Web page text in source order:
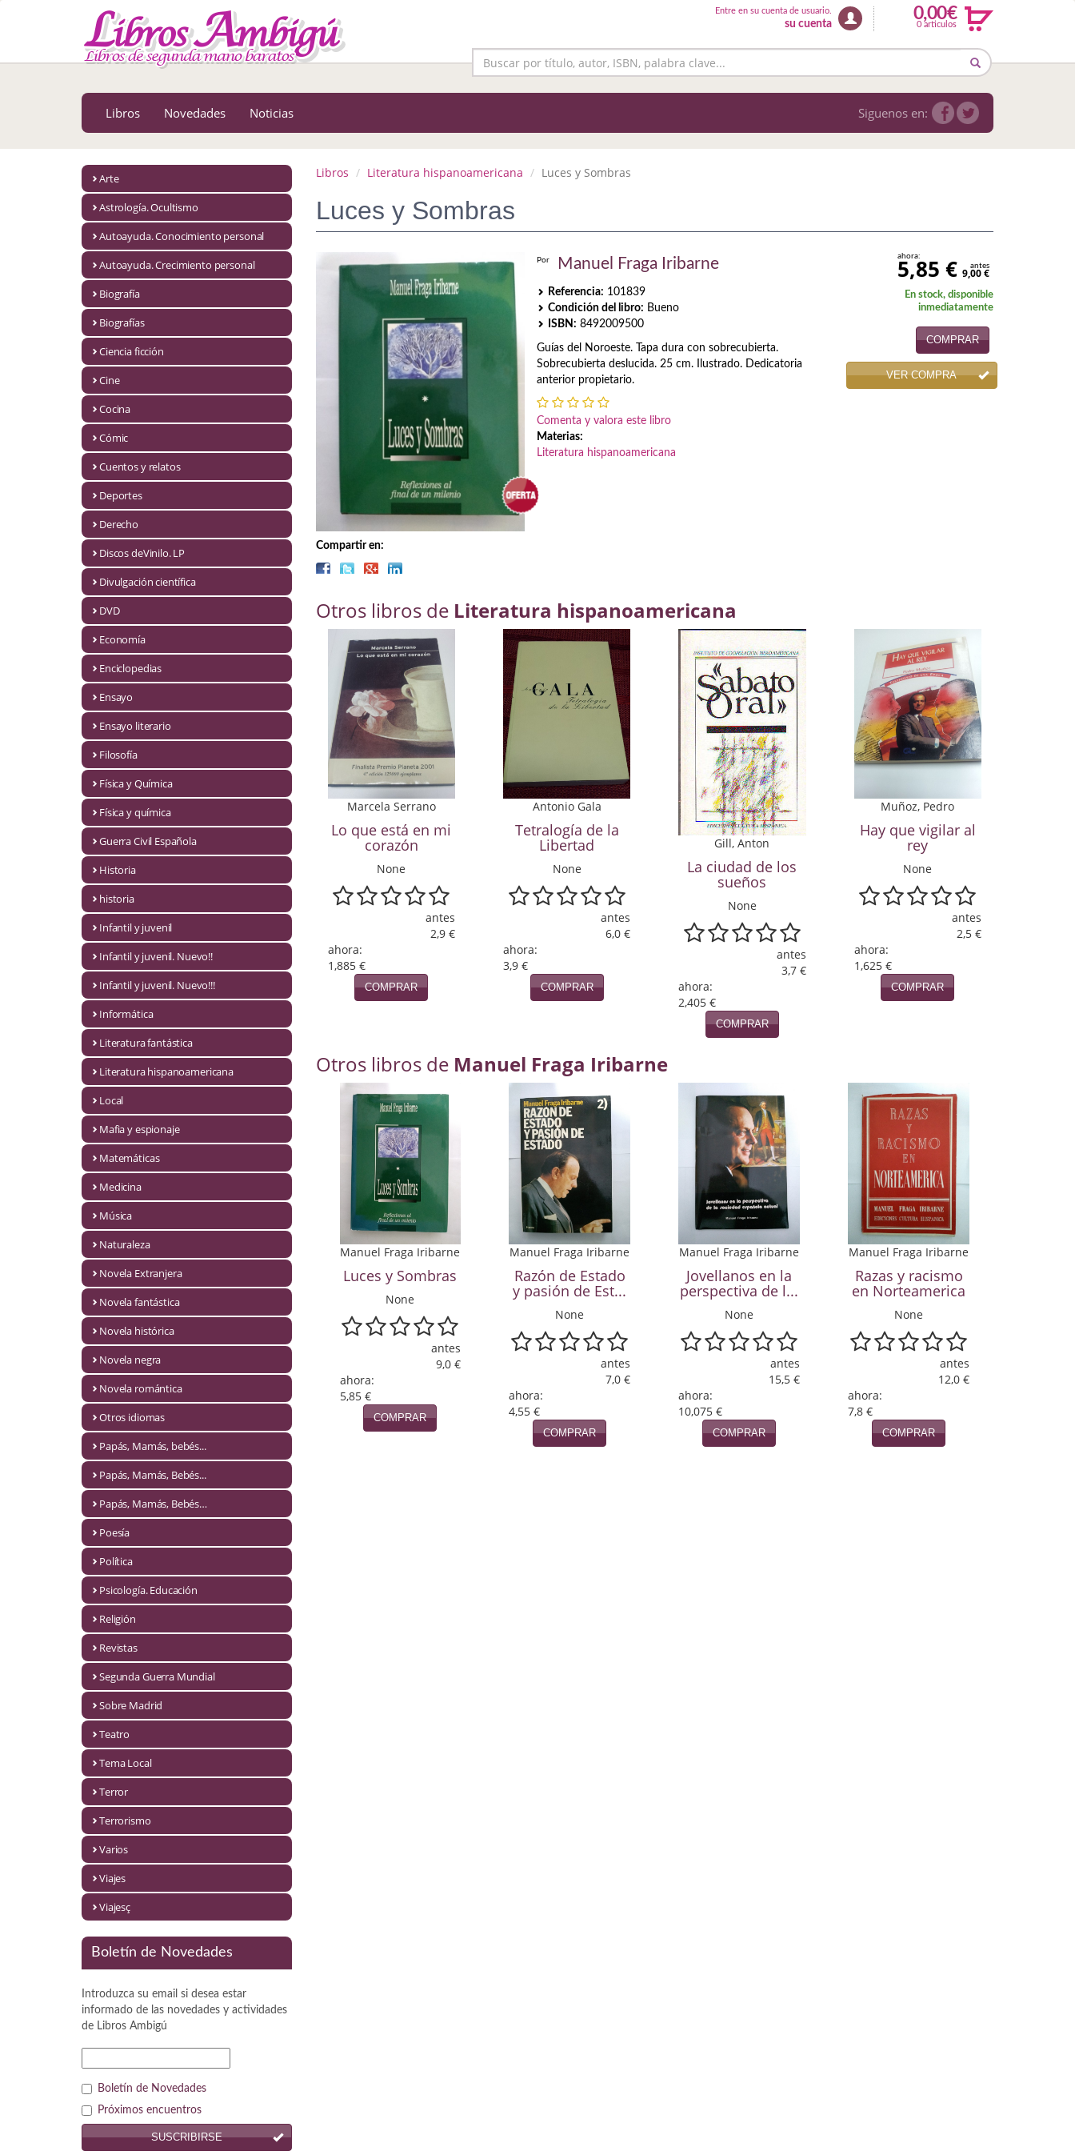
MENÚ PRINCIPAL
Astrología. Ocultismo
Autoayuda. Conocimiento personal
Autoayuda. Crecimiento personal
Ciencia ficción
Cuentos y relatos
Discos deVinilo. LP
Divulgación científica
Ensayo literario
Guerra Civil Española
Infantil y juvenil
Infantil y juvenil. Nuevo!!
Infantil y juvenil. Nuevo!!!
Literatura fantástica
Literatura hispanoamericana
Mafia y espionaje
Novela Extranjera
Novela fantástica
Novela romántica
Otros idiomas
Papás, Mamás, bebés...
Papás, Mamás, Bebés...
Papás, Mamás, Bebés…
Psicología. Educación
Segunda Guerra Mundial
Entre en su cuenta de usuario.
su cuenta
0,00€
0 articulos
Libros Novedades Noticias Siguenos en:
Arte
Astrología. Ocultismo
Autoayuda. Conocimiento personal
Autoayuda. Crecimiento personal
Biografía
Biografías
Ciencia ficción
Cine
Cocina
Cómic
Cuentos y relatos
Deportes
Derecho
Discos deVinilo. LP
Divulgación científica
DVD
Economía
Enciclopedias
Ensayo
Ensayo literario
Filosofía
Física y Química
Física y química
Guerra Civil Española
Historia
historia
Infantil y juvenil
Infantil y juvenil. Nuevo!!
Infantil y juvenil. Nuevo!!!
Informática
Literatura fantástica
Literatura hispanoamericana
Local
Mafia y espionaje
Matemáticas
Medicina
Música
Naturaleza
Novela Extranjera
Novela fantástica
Novela histórica
Novela negra
Novela romántica
Otros idiomas
Papás, Mamás, bebés...
Papás, Mamás, Bebés...
Papás, Mamás, Bebés…
Poesía
Política
Psicología. Educación
Religión
Revistas
Segunda Guerra Mundial
Sobre Madrid
Teatro
Tema Local
Terror
Terrorismo
Varios
Viajes
Viajesç
Boletín de Novedades
Introduzca su email si desea estar
informado de las novedades y actividades
de Libros Ambigú
Boletín de Novedades
Próximos encuentros
SUSCRIBIRSE
Libros Literatura hispanoamericana Luces y Sombras
Luces y Sombras
Compartir en:
Por Manuel Fraga Iribarne
Referencia: 101839
Condición del libro: Bueno
ISBN: 8492009500
Guías del Noroeste. Tapa dura con sobrecubierta.
Sobrecubierta deslucida. 25 cm. Ilustrado. Dedicatoria
anterior propietario.
Comenta y valora este libro
Materias:
Literatura hispanoamericana
ahora:
5,85 € antes
9,00 €
En stock, disponible
inmediatamente
COMPRAR
VER COMPRA
Otros libros de Literatura hispanoamericana
Marcela Serrano
Lo que está en mi
corazón
None
antes
2,9 €
ahora:
1,885 €
COMPRAR
Antonio Gala
Tetralogía de la
Libertad
None
antes
6,0 €
ahora:
3,9 €
COMPRAR
Gill, Anton
La ciudad de los
sueños
None
antes
3,7 €
ahora:
2,405 €
COMPRAR
Muñoz, Pedro
Hay que vigilar al
rey
None
antes
2,5 €
ahora:
1,625 €
COMPRAR
Otros libros de Manuel Fraga Iribarne
Manuel Fraga Iribarne
Luces y Sombras
None
antes
9,0 €
ahora:
5,85 €
COMPRAR
Manuel Fraga Iribarne
Razón de Estado
y pasión de Est...
None
antes
7,0 €
ahora:
4,55 €
COMPRAR
Manuel Fraga Iribarne
Jovellanos en la
perspectiva de l...
None
antes
15,5 €
ahora:
10,075 €
COMPRAR
Manuel Fraga Iribarne
Razas y racismo
en Norteamerica
None
antes
12,0 €
ahora:
7,8 €
COMPRAR